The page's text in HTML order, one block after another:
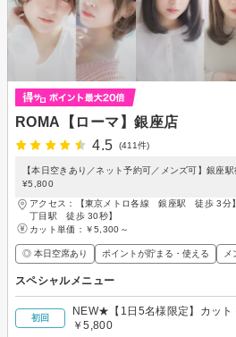
ROMA【ローマ】銀座店
4.5
(411件)
【本日空きあり／ネット予約可／メンズ可】銀座
¥5,800
アクセス：【東京メトロ各線 銀座駅 徒歩 3分
丁目駅 徒歩 30秒】
カット単価： ￥5,300～
◎ 本日空席あり ポイントが貯まる・使える メ
スペシャルメニュー
初回
NEW★【1日5名様限定】カット
￥5,800